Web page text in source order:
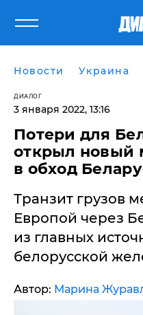
Новости Украина
ДИАЛОГ
3 января 2022, 13:16
Потери для
открыл новый
в обход
Транзит грузов
Европой через
из главных
белорусской
Автор: Марина